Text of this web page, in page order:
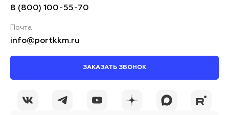
8 (800) 100-55-70
Почта
info@portkkm.ru
ЗАКАЗАТЬ ЗВОНОК